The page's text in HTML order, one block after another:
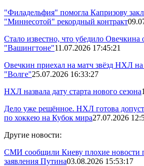
"Филадельфия" помогла Капризову
"Миннесотой" рекордный контракт
Стало известно, что убедило Овечкина
"Вашингтоне"11.07.2026 17:45:21
Овечкин приехал на матч звёзд НХЛ на
"Волге"25.07.2026 16:33:27
НХЛ назвала дату старта нового сезона
Дело уже решённое. НХЛ готова
по хоккею на Кубок мира27.07.2026
Другие новости:
СМИ сообщили Киеву плохие новости
заявления Путина03.08.2026 15:53:17